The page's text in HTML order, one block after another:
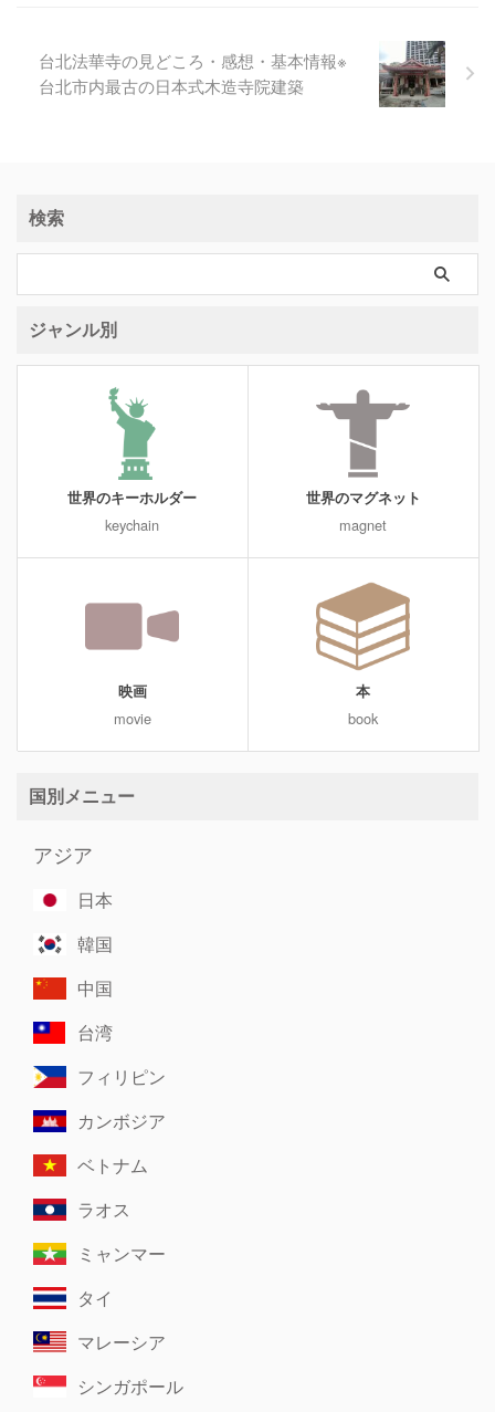
台北法華寺の見どころ・感想・基本情報※
台北市内最古の日本式木造寺院建築
検索
ジャンル別
世界のキーホルダー
keychain
世界のマグネット
magnet
映画
movie
本
book
国別メニュー
アジア
日本
韓国
中国
台湾
フィリピン
カンボジア
ベトナム
ラオス
ミャンマー
タイ
マレーシア
シンガポール